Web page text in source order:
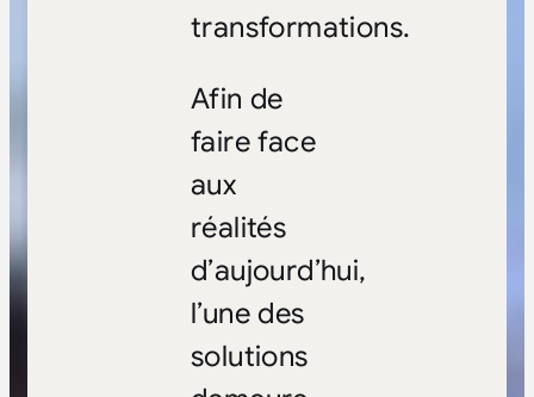
transformations.
Afin de
faire face
aux
réalités
d’aujourd’hui,
l’une des
solutions